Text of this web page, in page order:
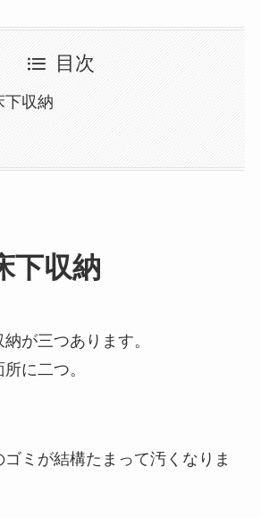
目次
下収納
下収納
が三つあります。
に二つ。
ミが結構たまって汚くなりま